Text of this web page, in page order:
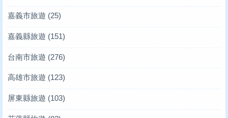
嘉義市旅遊 (25)
嘉義縣旅遊 (151)
台南市旅遊 (276)
高雄市旅遊 (123)
屏東縣旅遊 (103)